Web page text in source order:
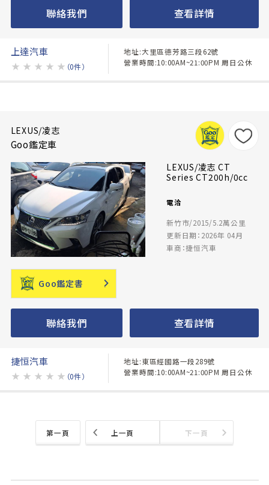
聯絡我們 查看詳情
上達汽車
★ ★ ★ ★ ★ （0件）
地址:大里區德芳路三段62號
營業時間:10:00AM~21:00PM 周日公休
LEXUS/凌志
Goo鑑定車
LEXUS/凌志 CT
Series CT200h/0cc
電洽
新竹市/2015/5.2萬公里
更新日期：2026年 04月
車商：捷恒汽車
Goo鑑定書
聯絡我們 查看詳情
捷恒汽車
★ ★ ★ ★ ★ （0件）
地址:東區經國路一段289號
營業時間:10:00AM~21:00PM 周日公休
第一頁 上一頁 下一頁